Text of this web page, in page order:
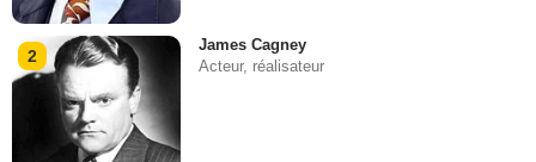
2
James Cagney
Acteur, réalisateur